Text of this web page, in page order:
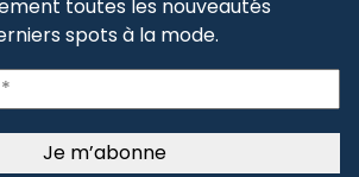
toutes les nouveautés
spots à la mode.